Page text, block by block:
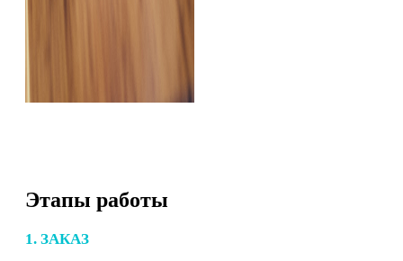
Этапы работы
1. ЗАКАЗ